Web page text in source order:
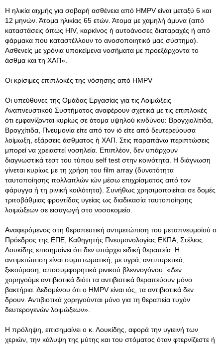
Η ηλικία αιχμής για σοβαρή ασθένεια από HMPV είναι μεταξύ 6 και
12 μηνών. Άτομα ηλικίας 65 ετών. Άτομα με χαμηλή άμυνα (από
καταστάσεις όπως HIV, καρκίνος ή αυτοάνοσες διαταραχές ή από
φάρμακα που καταστέλλουν το ανοσοποιητικό μας σύστημα).
Ασθενείς με χρόνια υποκείμενα νοσήματα με προεξάρχοντα το
άσθμα και τη ΧΑΠ».
Οι κρίσιμες επιπλοκές της νόσησης από HMPV
Οι υπεύθυνες της Ομάδας Εργασίας για τις Λοιμώξεις
Αναπνευστικού Συστήματος αναφέρουν σχετικά με τις επιπλοκές
ότι εμφανίζονται κυρίως σε άτομα υψηλού κινδύνου: Βρογχιολίτιδα,
Βρογχίτιδα, Πνευμονία είτε από τον ιό είτε από δευτερεύουσα
λοίμωξη, εξάρσεις άσθματος ή ΧΑΠ. Στις παραπάνω περιπτώσεις
μπορεί να χρειαστεί νοσηλεία. Επιπλέον, δεν υπάρχουν
διαγνωστικά τεστ τoυ τύπου self test στην κοινότητα. Η διάγνωση
γίνεται κυρίως με τη χρήση του film array (δυνατότητα
ταυτοποίησης πολλαπλών ιών μέσω επιχρίσματος από τον
φάρυγγα ή τη ρινική κοιλότητα). Συνήθως χρησιμοποιείται σε δομές
τριτοβάθμιας φροντίδας υγείας ως διαδικασία ταυτοποίησης
λοιμώξεων σε εισαγωγή στο νοσοκομείο.
Αναφερόμενος στη θεραπευτική αντιμετώπιση του μεταπνευμοϊού ο
Πρόεδρος της ΕΠΕ, Καθηγητής Πνευμονολογίας ΕΚΠΑ, Στέλιος
Λουκίδης επισημαίνει ότι δεν υπάρχει ειδική θεραπεία. Η
αντιμετώπιση είναι συμπτωματική, με υγρά, αντιπυρετικά,
ξεκούραση, αποσυμφορητικά ρινικού βλεννογόνου. «Δεν
χορηγούμε αντιβιοτικά διότι τα αντιβιοτικά θεραπεύουν μόνο
βακτήρια. Δεδομένου ότι ο HMPV είναι ιός, τα αντιβιοτικά δεν
δρουν. Αντιβιοτικά χορηγούνται μόνο για τη θεραπεία τυχόν
δευτερογενών λοιμώξεων».
Η πρόληψη, επισημαίνει ο κ. Λουκίδης, αφορά την υγιεινή των
χεριών, την κάλυψη της μύτης και του στόματος όταν φτερνίζεστε ή